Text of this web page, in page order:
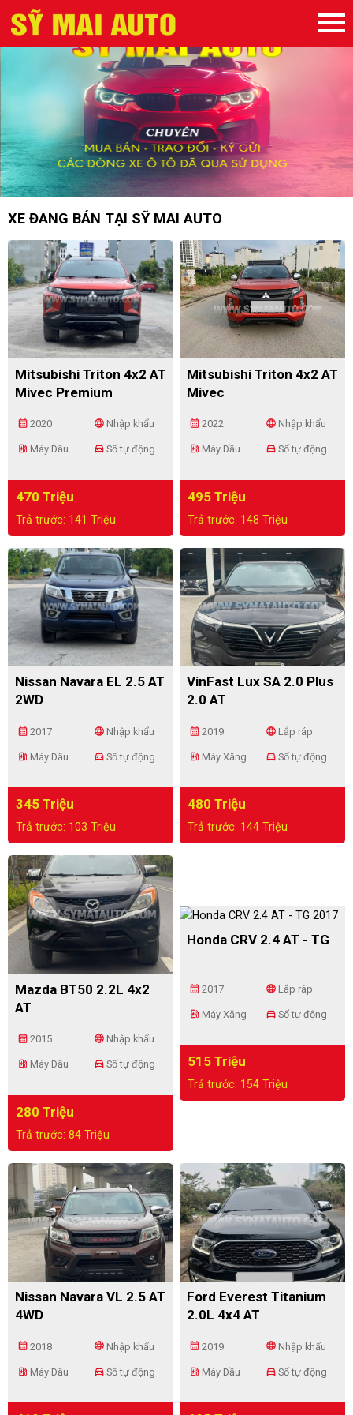
XE ĐANG BÁN TẠI SỸ MAI AUTO
Mitsubishi Triton 4x2 AT
Mivec Premium
calendar_month 2020 language Nhập khẩu
ev_station Máy Dầu directions_car Số tự động
470 Triệu
Trả trước: 141 Triệu
Mitsubishi Triton 4x2 AT
Mivec
calendar_month 2022 language Nhập khẩu
ev_station Máy Dầu directions_car Số tự động
495 Triệu
Trả trước: 148 Triệu
Nissan Navara EL 2.5 AT
2WD
calendar_month 2017 language Nhập khẩu
ev_station Máy Dầu directions_car Số tự động
345 Triệu
Trả trước: 103 Triệu
VinFast Lux SA 2.0 Plus
2.0 AT
calendar_month 2019 language Lắp ráp
ev_station Máy Xăng directions_car Số tự động
480 Triệu
Trả trước: 144 Triệu
Mazda BT50 2.2L 4x2
AT
calendar_month 2015 language Nhập khẩu
ev_station Máy Dầu directions_car Số tự động
280 Triệu
Trả trước: 84 Triệu
Honda CRV 2.4 AT - TG
calendar_month 2017 language Lắp ráp
ev_station Máy Xăng directions_car Số tự động
515 Triệu
Trả trước: 154 Triệu
Nissan Navara VL 2.5 AT
4WD
calendar_month 2018 language Nhập khẩu
ev_station Máy Dầu directions_car Số tự động
Ford Everest Titanium
2.0L 4x4 AT
calendar_month 2019 language Nhập khẩu
ev_station Máy Dầu directions_car Số tự động